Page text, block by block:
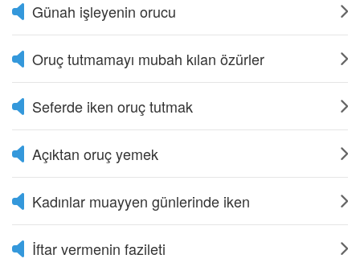
Günah işleyenin orucu
Oruç tutmamayı mubah kılan özürler
Seferde iken oruç tutmak
Açıktan oruç yemek
Kadınlar muayyen günlerinde iken
İftar vermenin fazileti